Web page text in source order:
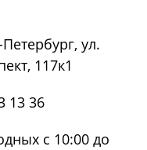
Петербург, ул.
117к1
13 36
с 10:00 до